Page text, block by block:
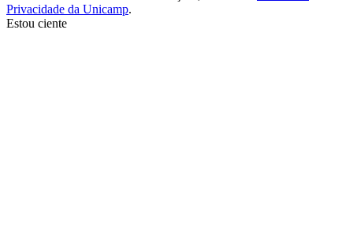
Privacidade da Unicamp.
Estou ciente